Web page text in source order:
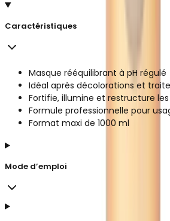
Caractéristiques
Masque rééquilibrant à pH régulé
Idéal après décolorations et
Fortifie, illumine et restructure
Formule professionnelle pour
Format maxi de 1000 ml
Mode d’emploi